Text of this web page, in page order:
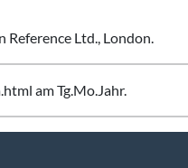
Reference Ltd., London.
am Tg.Mo.Jahr.